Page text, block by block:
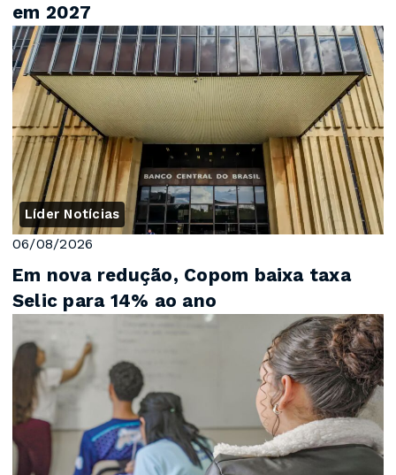
em 2027
Líder Notícias
06/08/2026
Em nova redução, Copom baixa taxa
Selic para 14% ao ano